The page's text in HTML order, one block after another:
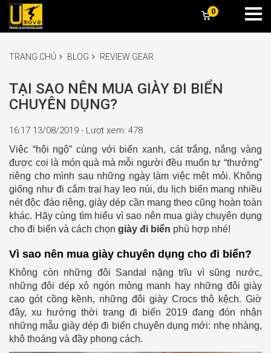
0
TRANG CHỦ BLOG REVIEW GEAR
TẠI SAO NÊN MUA GIÀY ĐI BIỂN
CHUYÊN DỤNG?
16:17 13/08/2019 - Lượt xem: 478
Việc “hội ngộ” cùng với biển xanh, cát trắng, nắng vàng
được coi là món quà mà mỗi người đều muốn tự “thưởng”
riêng cho mình sau những ngày làm việc mệt mỏi. Không
giống như đi cắm trại hay leo núi, du lịch biển mang nhiều
nét độc đáo riêng, giày dép cần mang theo cũng hoàn toàn
khác. Hãy cùng tìm hiểu vì sao nên mua giày chuyên dụng
cho đi biển và cách chọn giày đi biển phù hợp nhé!
Vì sao nên mua giày chuyên dụng cho đi biển?
Không còn những đôi Sandal nặng trĩu vì sũng nước,
những đôi dép xỏ ngón mỏng manh hay những đôi giày
cao gót cồng kềnh, những đôi giày Crocs thô kệch. Giờ
đây, xu hướng thời trang đi biển 2019 đang đón nhận
những mẫu giày dép đi biển chuyên dụng mới: nhẹ nhàng,
khô thoáng và đầy phong cách.